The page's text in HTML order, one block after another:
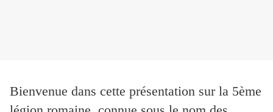
Bienvenue dans cette présentation sur la 5ème